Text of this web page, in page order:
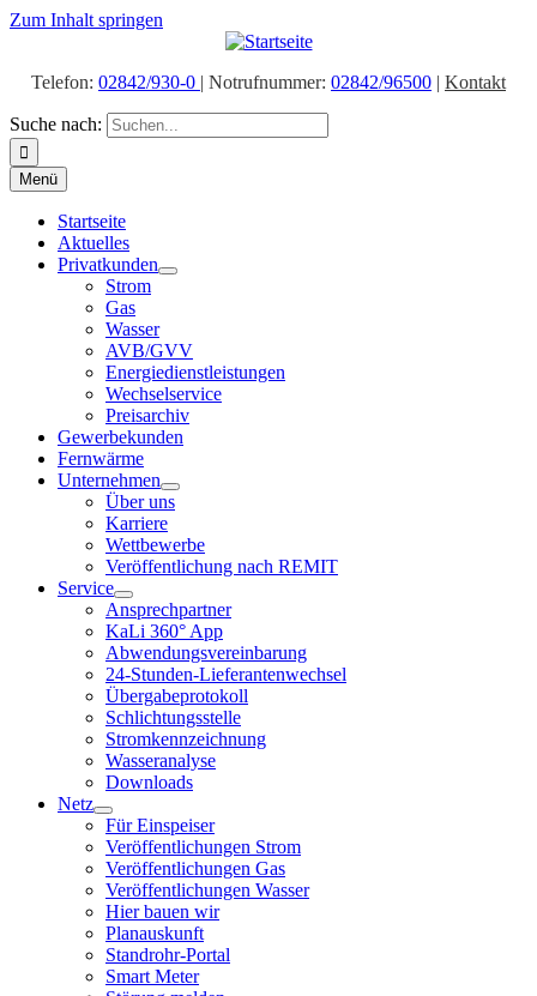
Zum Inhalt springen
Telefon: 02842/930-0 | Notrufnummer: 02842/96500 | Kontakt
Suche nach:
Menü
Startseite
Aktuelles
Privatkunden
Strom
Gas
Wasser
AVB/GVV
Energiedienstleistungen
Wechselservice
Preisarchiv
Gewerbekunden
Fernwärme
Unternehmen
Über uns
Karriere
Wettbewerbe
Veröffentlichung nach REMIT
Service
Ansprechpartner
KaLi 360° App
Abwendungsvereinbarung
24-Stunden-Lieferantenwechsel
Übergabeprotokoll
Schlichtungsstelle
Stromkennzeichnung
Wasseranalyse
Downloads
Netz
Für Einspeiser
Veröffentlichungen Strom
Veröffentlichungen Gas
Veröffentlichungen Wasser
Hier bauen wir
Planauskunft
Standrohr-Portal
Smart Meter